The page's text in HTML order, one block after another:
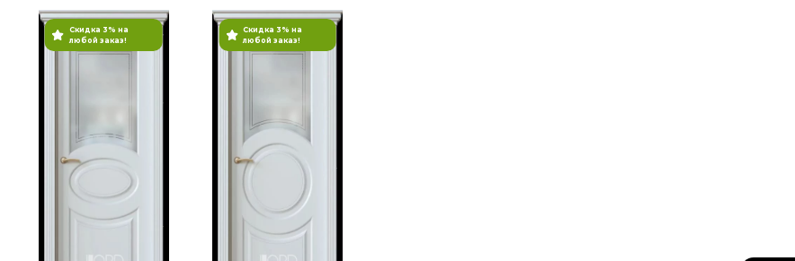
Скидка 3% на
любой заказ!
Скидка 3% на
любой заказ!